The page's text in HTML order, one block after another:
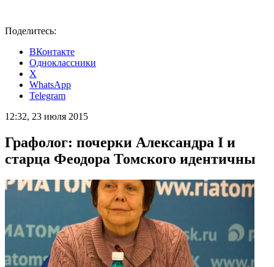
Поделитесь:
ВКонтакте
Одноклассники
X
WhatsApp
Telegram
12:32, 23 июля 2015
Графолог: почерки Александра I и
старца Феодора Томского идентичны